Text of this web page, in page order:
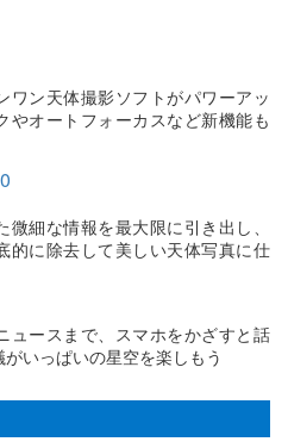
ワン天体撮影ソフトがパワーアッ
やオートフォーカスなど新機能も
微細な情報を最大限に引き出し、
的に除去して美しい天体写真に仕
ュースまで、スマホをかざすと話
いっぱいの星空を楽しもう